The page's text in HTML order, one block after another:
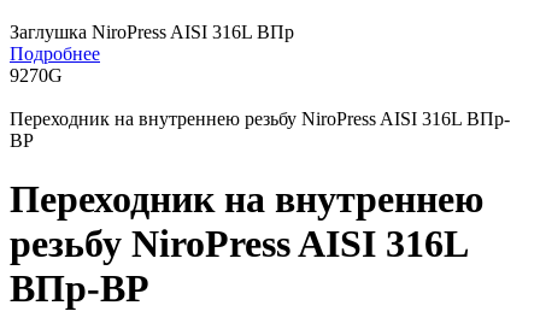
Заглушка NiroPress AISI 316L ВПр
Подробнее
9270G
Переходник на внутреннею резьбу NiroPress AISI 316L ВПр-
ВР
Переходник на внутреннею
резьбу NiroPress AISI 316L
ВПр-ВР